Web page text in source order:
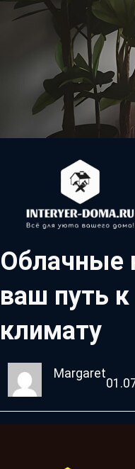
Облачные
ваш путь
климату
Margaret